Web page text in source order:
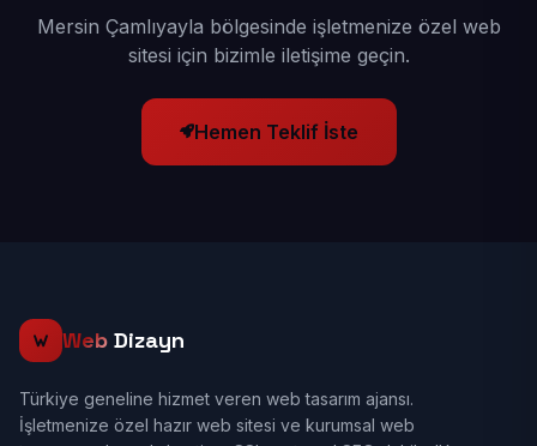
Mersin Çamlıyayla bölgesinde işletmenize özel web
sitesi için bizimle iletişime geçin.
Hemen Teklif İste
Web Dizayn
Türkiye geneline hizmet veren web tasarım ajansı.
İşletmenize özel hazır web sitesi ve kurumsal web